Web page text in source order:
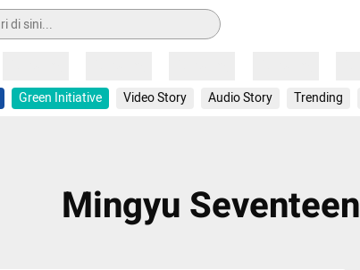
Green Initiative Video Story Audio Story Trending
Mingyu Seventeen